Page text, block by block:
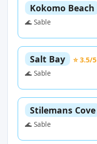
Kokomo Beach
🌊 Sable
Salt Bay
⭐ 3.5/5
🌊 Sable
Stilemans Cove
🌊 Sable